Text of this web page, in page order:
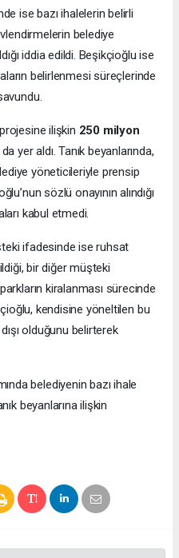
ise bazı ihalelerin belirli
belediye
iddia edildi. Beşikçioğlu ise
belirlenmesi süreçlerinde
ilişkin 250 milyon
yer aldı. Tanık beyanlarında,
yöneticileriyle prensip
sözlü onayının alındığı
kabul etmedi.
ifadesinde ise ruhsat
bir diğer müşteki
kiralanması sürecinde
kendisine yöneltilen bu
olduğunu belirterek
belediyenin bazı ihale
beyanlarına ilişkin